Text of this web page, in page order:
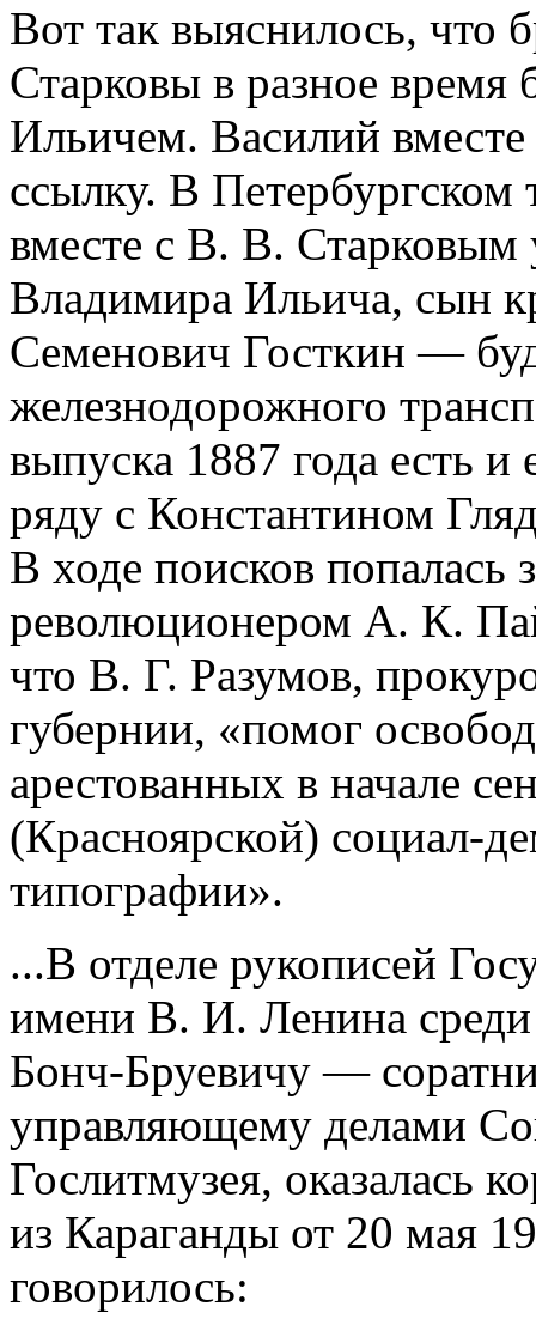
Вот так выяснилось, что
Старковы в разное
Ильичем. Василий
ссылку. В Петербургском
вместе с В. В. Старковым
Владимира Ильича, сын
Семенович Госткин —
железнодорожного
выпуска 1887 года есть
ряду с Константином
В ходе поисков попалась
революционером А. К.
что В. Г. Разумов,
губернии, «помог
арестованных в начале
(Красноярской) социал-
типографии».
...В отделе рукописей
имени В. И. Ленина
Бонч-Бруевичу —
управляющему делами
Гослитмузея, оказалась
из Караганды от 20 мая
говорилось: